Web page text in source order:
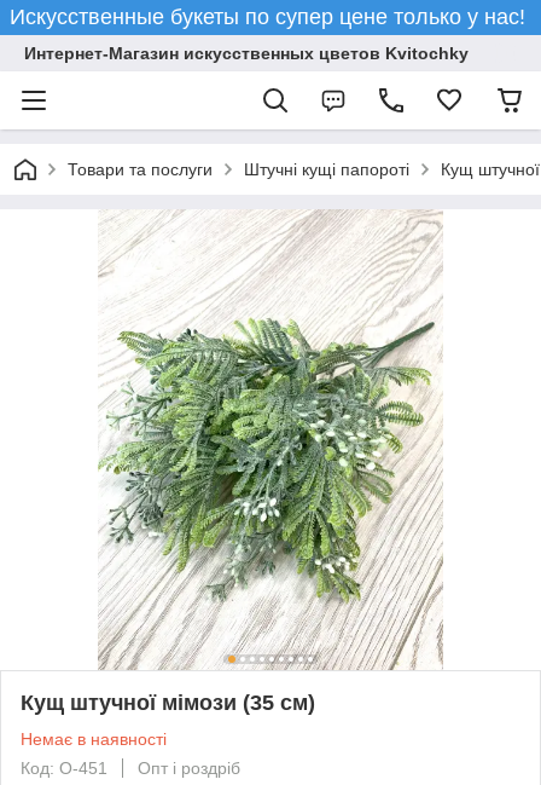
Искусственные букеты по супер цене только у нас!
Интернет-Магазин искусственных цветов Kvitochky
Товари та послуги Штучні кущі папороті Кущ
Кущ штучної мімози (35 см)
Немає в наявності
Код: О-451
Опт і роздріб